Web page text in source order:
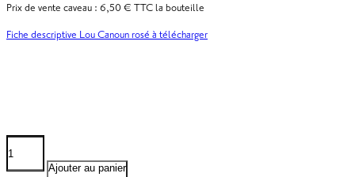
Prix de vente caveau : 6,50 € TTC la bouteille
Fiche descriptive Lou Canoun rosé à télécharger
quantité
de
Lou
Ajouter au panier